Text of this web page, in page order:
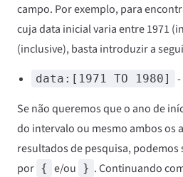
campo. Por exemplo, para
cuja data inicial varia entre 1971
(inclusive), basta introduzir a
data:[1971 TO 1980] -
Se não queremos que o ano de
do intervalo ou mesmo ambos os
resultados de pesquisa,
por { e/ou } . Continuando